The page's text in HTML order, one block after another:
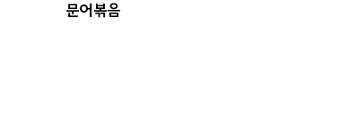
문어볶음